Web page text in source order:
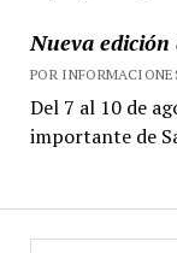
Nueva
POR
Del 7 al 10 de
importante de